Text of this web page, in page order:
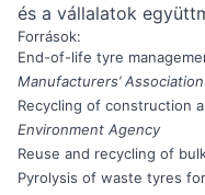
és a vállalatok
Források:
End-of-life tyre
Manufacturers’ Association
Recycling of construction
Environment Agency
Reuse and recycling of
Pyrolysis of waste tyres